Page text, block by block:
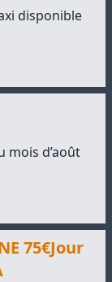
disponible
mois d’août
75€Jour